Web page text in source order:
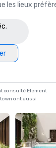
les lieux
consulté Element
ont aussi